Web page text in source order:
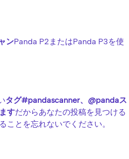
ンPanda P2またはPanda P3を使
タグ#pandascanner、@pandaス
すだからあなたの投稿を見つける
ことを忘れないでください。